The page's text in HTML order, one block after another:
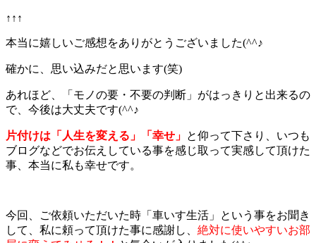
↑↑↑
本当に嬉しいご感想をありがとうございました(^^♪
確かに、思い込みだと思います(笑)
あれほど、「モノの要・不要の判断」がはっきりと出来るの
で、今後は大丈夫です(^^♪
片付けは「人生を変える」「幸せ」 と仰って下さり、いつも
ブログなどでお伝えしている事を感じ取って実感して頂けた
事、本当に私も幸せです。
今回、ご依頼いただいた時「車いす生活」という事をお聞き
して、私に頼って頂けた事に感謝し、 絶対に使いやすいお部